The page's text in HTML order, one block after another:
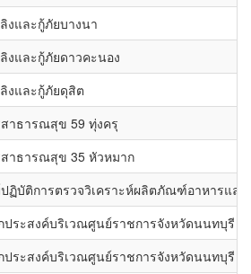
งและกู้ภัยบางนา
งและกู้ภัยดาวคะนอง
งและกู้ภัยดุสิต
าธารณสุข 59 ทุ่งครุ
าธารณสุข 35 หัวหมาก
ฏิบัติการตรวจวิเคราะห์ผลิตภัณฑ์อาหารและ
ประสงค์บริเวณศูนย์ราชการจังหวัดนนทบุรี
ประสงค์บริเวณศูนย์ราชการจังหวัดนนทบุรี